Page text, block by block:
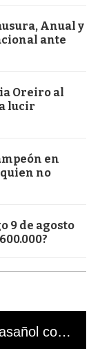
Anual y
ante
Oreiro al
lucir
en
quien no
9 de agosto
El mal momento de Yanina Gasañol con un hincha argentino en "Subrayado"